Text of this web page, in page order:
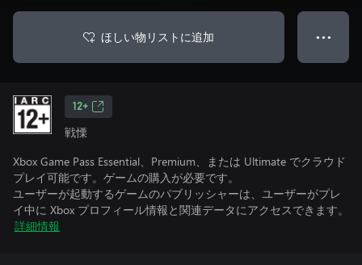
ほしい物リストに追加 ● ● ●
12+
戦慄
Xbox Game Pass Essential、Premium、または Ultimate でクラウド
プレイ可能です。ゲームの購入が必要です。
ユーザーが起動するゲームのパブリッシャーは、ユーザーがプレ
イ中に Xbox プロフィール情報と関連データにアクセスできます。
詳細情報